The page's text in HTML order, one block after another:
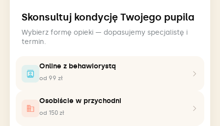
Skonsultuj kondycję Twojego pupila
Wybierz formę opieki — dopasujemy specjalistę i
termin.
Online z behawiorystą
od 99 zł
Osobiście w przychodni
od 150 zł